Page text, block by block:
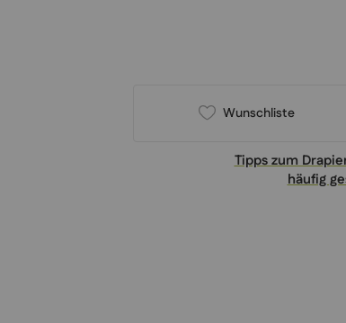
Wunschliste
Tipps zum
häufig